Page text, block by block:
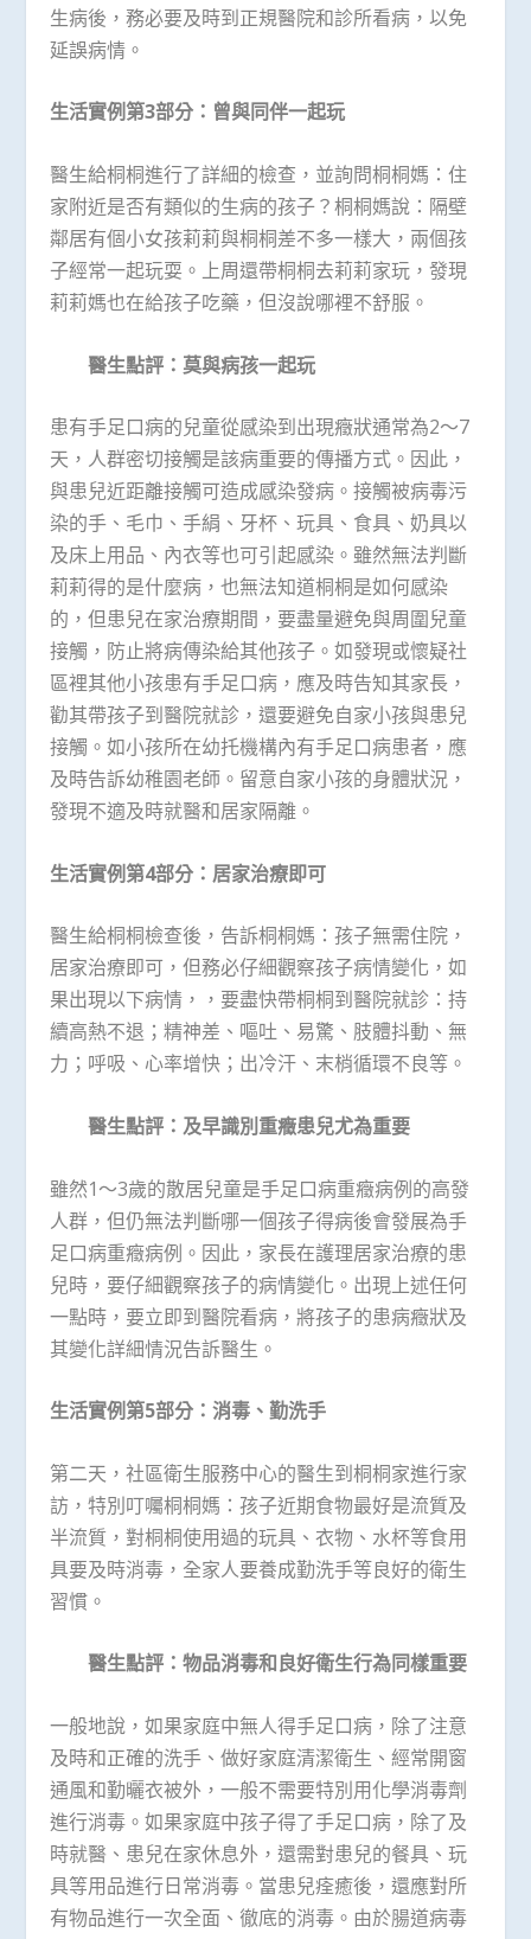
生病後，務必要及時到正規醫院和診所看病，以免
延誤病情。
生活實例第3部分：曾與同伴一起玩
醫生給桐桐進行了詳細的檢查，並詢問桐桐媽：住
家附近是否有類似的生病的孩子？桐桐媽說：隔壁
鄰居有個小女孩莉莉與桐桐差不多一樣大，兩個孩
子經常一起玩耍。上周還帶桐桐去莉莉家玩，發現
莉莉媽也在給孩子吃藥，但沒說哪裡不舒服。
醫生點評：莫與病孩一起玩
患有手足口病的兒童從感染到出現癥狀通常為2～7
天，人群密切接觸是該病重要的傳播方式。因此，
與患兒近距離接觸可造成感染發病。接觸被病毒污
染的手、毛巾、手絹、牙杯、玩具、食具、奶具以
及床上用品、內衣等也可引起感染。雖然無法判斷
莉莉得的是什麼病，也無法知道桐桐是如何感染
的，但患兒在家治療期間，要盡量避免與周圍兒童
接觸，防止將病傳染給其他孩子。如發現或懷疑社
區裡其他小孩患有手足口病，應及時告知其家長，
勸其帶孩子到醫院就診，還要避免自家小孩與患兒
接觸。如小孩所在幼托機構內有手足口病患者，應
及時告訴幼稚園老師。留意自家小孩的身體狀況，
發現不適及時就醫和居家隔離。
生活實例第4部分：居家治療即可
醫生給桐桐檢查後，告訴桐桐媽：孩子無需住院，
居家治療即可，但務必仔細觀察孩子病情變化，如
果出現以下病情，，要盡快帶桐桐到醫院就診：持
續高熱不退；精神差、嘔吐、易驚、肢體抖動、無
力；呼吸、心率增快；出冷汗、末梢循環不良等。
醫生點評：及早識別重癥患兒尤為重要
雖然1～3歲的散居兒童是手足口病重癥病例的高發
人群，但仍無法判斷哪一個孩子得病後會發展為手
足口病重癥病例。因此，家長在護理居家治療的患
兒時，要仔細觀察孩子的病情變化。出現上述任何
一點時，要立即到醫院看病，將孩子的患病癥狀及
其變化詳細情況告訴醫生。
生活實例第5部分：消毒、勤洗手
第二天，社區衛生服務中心的醫生到桐桐家進行家
訪，特別叮囑桐桐媽：孩子近期食物最好是流質及
半流質，對桐桐使用過的玩具、衣物、水杯等食用
具要及時消毒，全家人要養成勤洗手等良好的衛生
習慣。
醫生點評：物品消毒和良好衛生行為同樣重要
一般地說，如果家庭中無人得手足口病，除了注意
及時和正確的洗手、做好家庭清潔衛生、經常開窗
通風和勤曬衣被外，一般不需要特別用化學消毒劑
進行消毒。如果家庭中孩子得了手足口病，除了及
時就醫、患兒在家休息外，還需對患兒的餐具、玩
具等用品進行日常消毒。當患兒痊癒後，還應對所
有物品進行一次全面、徹底的消毒。由於腸道病毒